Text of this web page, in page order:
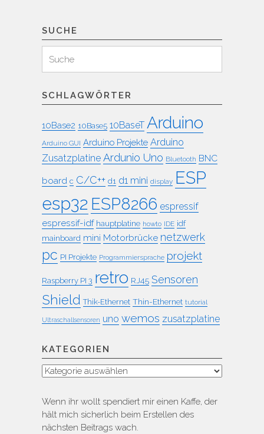
SUCHE
für:
Suchen
SCHLAGWÖRTER
10Base2 10Base5 10BaseT Arduino
Arduino GUI Arduino Projekte Arduino
Zusatzplatine Ardunio Uno Bluetooth BNC
board c C/C++ d1 d1 mini display ESP
esp32 ESP8266 espressif
espressif-idf hauptplatine howto IDE idf
mainboard mini Motorbrücke netzwerk
pc PI Projekte Programmiersprache projekt
Raspberry PI 3 retro RJ45 Sensoren
Shield Thik-Ethernet Thin-Ethernet tutorial
Ultraschallsensoren uno wemos zusatzplatine
KATEGORIEN
Kategorien
Wenn ihr wollt spendiert mir einen Kaffe, der
hält mich sicherlich beim Erstellen des
nächsten Beitrags wach.